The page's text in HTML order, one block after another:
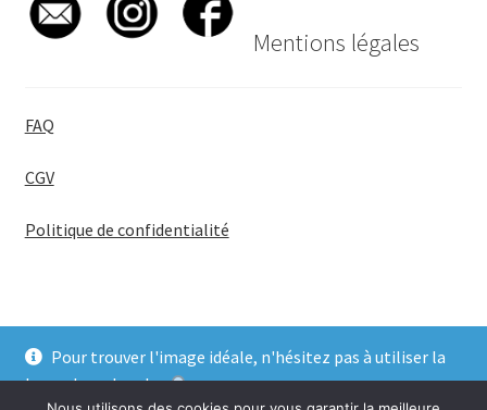
Pour trouver l'image idéale, n'hésitez pas à utiliser la
barre de recherche
Mentions légales
FAQ
CGV
Politique de confidentialité
© BadgeGirl® 2026